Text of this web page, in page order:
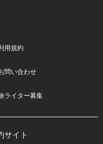
用規約
問い合わせ
旅ライター募集
サイト